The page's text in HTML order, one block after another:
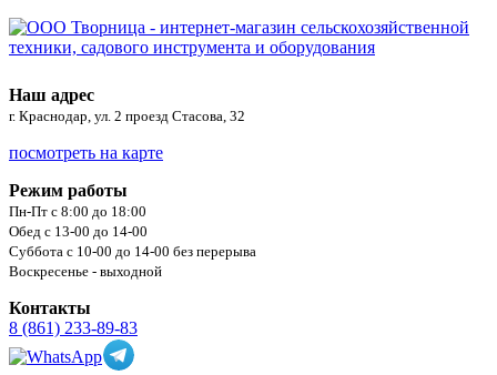
Наш адрес
г. Краснодар, ул. 2 проезд Стасова, 32
посмотреть на карте
Режим работы
Пн-Пт с 8:00 до 18:00
Обед с 13-00 до 14-00
Суббота с 10-00 до 14-00 без перерыва
Воскресенье - выходной
Контакты
8 (861) 233-89-83